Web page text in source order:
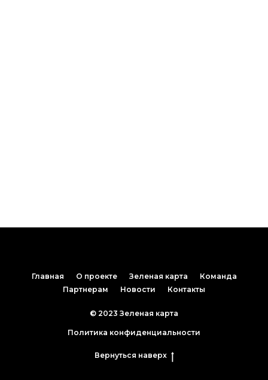
Главная О проекте Зеленая карта
Команда
Партнерам
Новости Контакты
© 2023 Зеленая карта
Политика конфиденциальности
Вернуться наверх